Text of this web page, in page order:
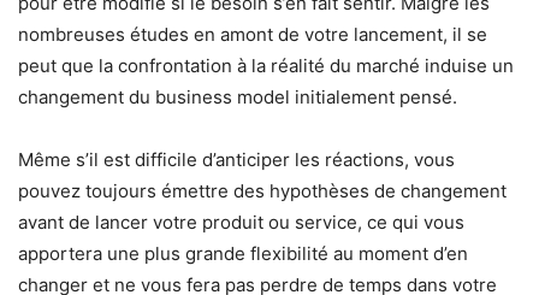
nombreuses études en amont de votre lancement, il se
peut que la confrontation à la réalité du marché induise un
changement du business model initialement pensé.
Même s’il est difficile d’anticiper les réactions, vous
pouvez toujours émettre des hypothèses de changement
avant de lancer votre produit ou service, ce qui vous
apportera une plus grande flexibilité au moment d’en
changer et ne vous fera pas perdre de temps dans votre